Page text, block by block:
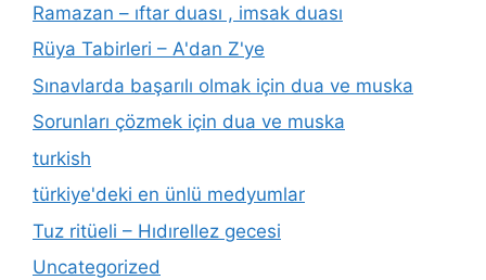
Ramazan – ıftar duası , imsak duası
Rüya Tabirleri – A'dan Z'ye
Sınavlarda başarılı olmak için dua ve muska
Sorunları çözmek için dua ve muska
turkish
türkiye'deki en ünlü medyumlar
Tuz ritüeli – Hıdırellez gecesi
Uncategorized